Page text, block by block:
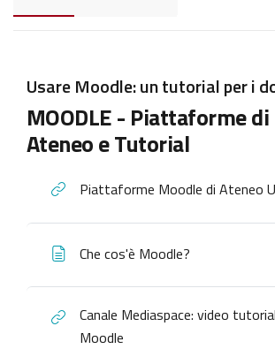
Usare Moodle: un tutorial per i
MOODLE - Piattaforme di
Ateneo e Tutorial
Piattaforme Moodle di Ateneo
Che cos'è Moodle?
Canale Mediaspace: video tutorial
Moodle